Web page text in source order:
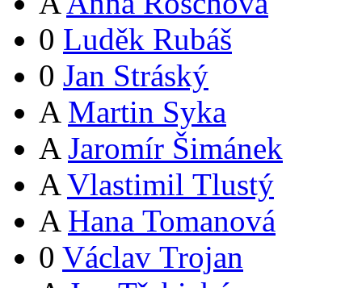
0 Luděk Rubáš
0 Jan Stráský
A Martin Syka
A Jaromír Šimánek
A Vlastimil Tlustý
A Hana Tomanová
0 Václav Trojan